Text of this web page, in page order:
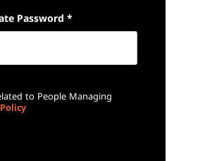
Password *
to People Managing